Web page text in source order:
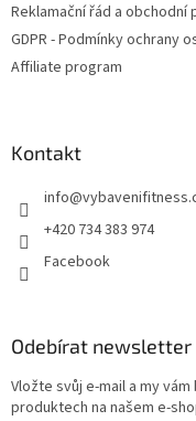
Reklamační řád a obchodní
GDPR - Podmínky ochrany
Affiliate program
Kontakt
info@
+420 734 383 974
Facebook
Odebírat newsletter
Vložte svůj e-mail a my
produktech na našem e-